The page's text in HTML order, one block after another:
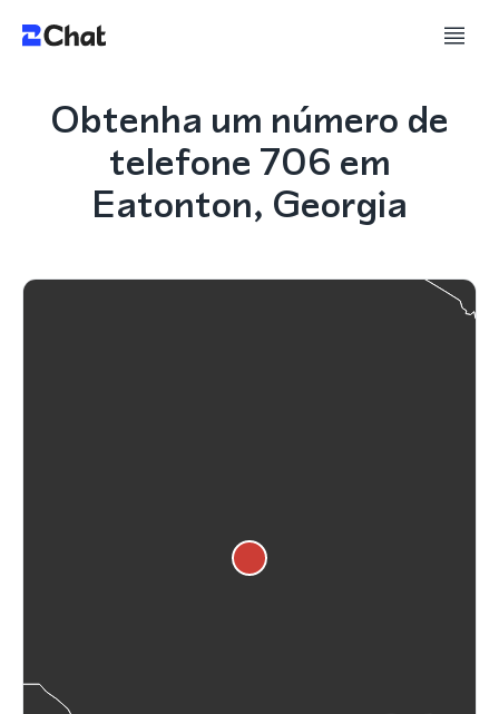
Obtenha um número de
telefone 706 em
Eatonton, Georgia